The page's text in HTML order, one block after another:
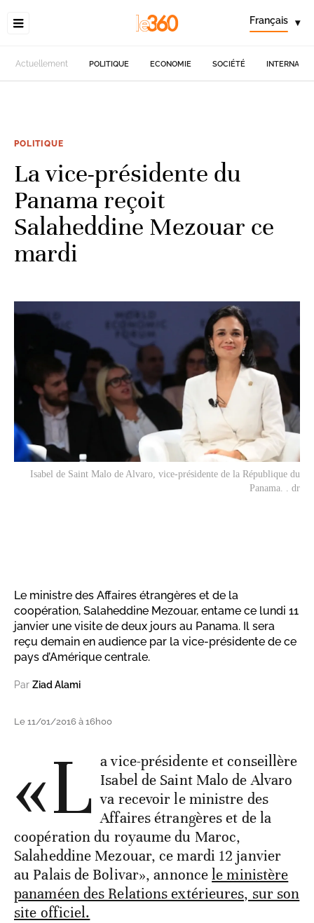
Français ▾
Actuellement POLITIQUE ECONOMIE SOCIÉTÉ
POLITIQUE
La vice-présidente du
Panama reçoit
Salaheddine Mezouar ce
mardi
Isabel de Saint Malo de Alvaro, vice-présidente de la République du
Panama. . dr
Le ministre des Affaires étrangères et de la
coopération, Salaheddine Mezouar, entame ce lundi 11
janvier une visite de deux jours au Panama. Il sera
reçu demain en audience par la vice-présidente de ce
pays d’Amérique centrale.
Par Ziad Alami
Le 11/01/2016 à 16h00
«L a vice-présidente et conseillère
Isabel de Saint Malo de Alvaro
va recevoir le ministre des
Affaires étrangères et de la
coopération du royaume du Maroc,
Salaheddine Mezouar, ce mardi 12 janvier
au Palais de Bolivar», annoncele ministère
panaméen des Relations extérieures, sur son
site officiel.